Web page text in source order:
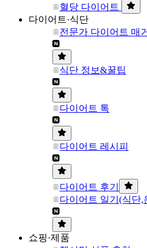
혈당 다이어트
다이어트·식단
전문가 다이어트 매
식단 정보&꿀팁
다이어트 톡
다이어트 레시피
다이어트 후기
다이어트 일기(식단,
쇼핑·제품